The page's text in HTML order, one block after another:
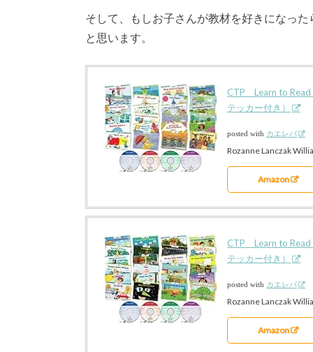
そして、もしお子さんが教材を好きになっ
と思います。
CTP Learn to Read
テッカー付き）
posted with カエレバ
Rozanne Lanczak
Amazon
CTP Learn to Read
テッカー付き）
posted with カエレバ
Rozanne Lanczak
Amazon